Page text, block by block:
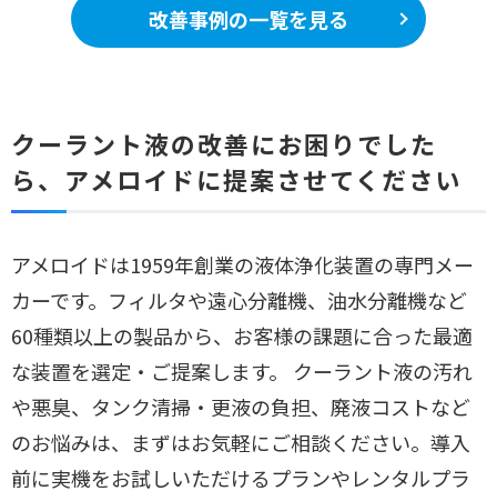
改善事例の一覧を見る
クーラント液の改善にお困りでした
ら、アメロイドに提案させてください
アメロイドは1959年創業の液体浄化装置の専門メー
カーです。フィルタや遠心分離機、油水分離機など
60種類以上の製品から、お客様の課題に合った最適
な装置を選定・ご提案します。 クーラント液の汚れ
や悪臭、タンク清掃・更液の負担、廃液コストなど
のお悩みは、まずはお気軽にご相談ください。導入
前に実機をお試しいただけるプランやレンタルプラ